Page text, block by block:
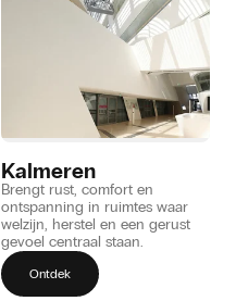
Kalmeren
Brengt rust, comfort en
ontspanning in ruimtes waar
welzijn, herstel en een gerust
gevoel centraal staan.
Ontdek